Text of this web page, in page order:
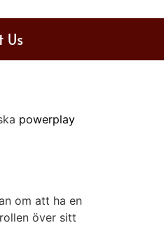
Us
powerplay
om att ha en
över sitt